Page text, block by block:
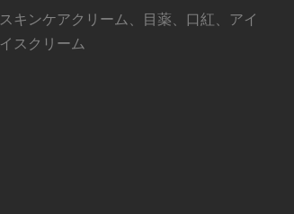
キンケアクリーム、目薬、口紅、アイ
スクリーム